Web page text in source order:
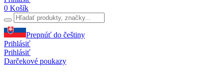
0 Košík
Prepnúť do češtiny
Prihlásiť
Prihlásiť
Darčekové poukazy